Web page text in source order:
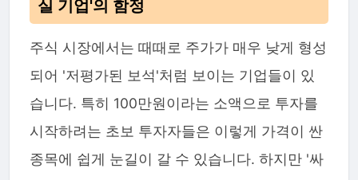
실 기업'의 함정
주식 시장에서는 때때로 주가가 매우 낮게 형성
되어 '저평가된 보석'처럼 보이는 기업들이 있
습니다. 특히 100만원이라는 소액으로 투자를
시작하려는 초보 투자자들은 이렇게 가격이 싼
종목에 쉽게 눈길이 갈 수 있습니다. 하지만 '싸